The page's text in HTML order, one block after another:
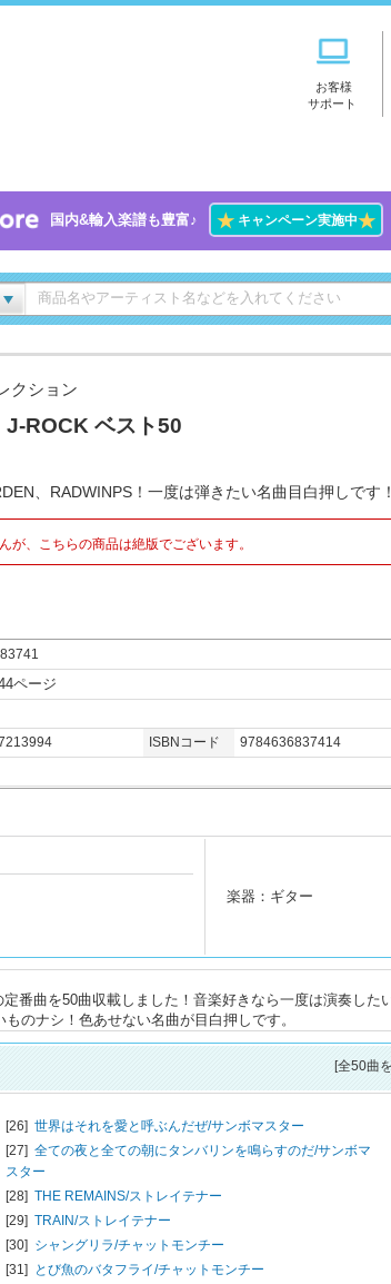
お客様
サポート
国内&輸入楽譜も豊富♪ ★キャンペーン実施中★
クション
J-ROCK ベスト50
、RADWINPS！一度は弾きたい名曲目白押しです！
が、こちらの商品は絶版でございます。
ページ
ISBNコード
9784636837414
楽器：ギター
番曲を50曲収載しました！音楽好きなら一度は演奏した
のナシ！色あせない名曲が目白押しです。
[全50曲
[26] 世界はそれを愛と呼ぶんだぜ/サンボマスター
[27] 全ての夜と全ての朝にタンバリンを鳴らすのだ/サンボマ
スター
[28] THE REMAINS/ストレイテナー
[29] TRAIN/ストレイテナー
[30] シャングリラ/チャットモンチー
[31] とび魚のバタフライ/チャットモンチー